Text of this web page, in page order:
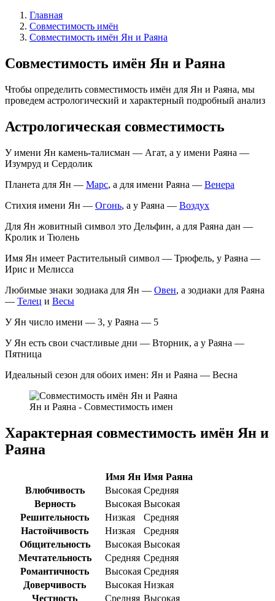
Главная
Совместимость имён
Совместимость имён Ян и Раяна
Совместимость имён Ян и Раяна
Чтобы определить совместимость имён для Ян и Раяна, мы
проведем астрологический и характерный подробный анализ
Астрологическая совместимость
У имени Ян камень-талисман — Агат, а у имени Раяна —
Изумруд и Сердолик
Планета для Ян — Марс, а для имени Раяна — Венера
Стихия имени Ян — Огонь, а у Раяна — Воздух
Для Ян жовитный символ это Дельфин, а для Раяна дан —
Кролик и Тюлень
Имя Ян имеет Растительный символ — Трюфель, у Раяна —
Ирис и Мелисса
Любимые знаки зодиака для Ян — Овен, а зодиаки для Раяна
— Телец и Весы
У Ян число имени — 3, у Раяна — 5
У Ян есть свои счастливые дни — Вторник, а у Раяна —
Пятница
Идеальный сезон для обоих имен: Ян и Раяна — Весна
Ян и Раяна - Совместимость имен
Характерная совместимость имён Ян и
Раяна
Имя Ян Имя Раяна
Влюбчивость
Высокая Средняя
Верность
Высокая Высокая
Решительность
Низкая
Средняя
Настойчивость
Низкая
Средняя
Общительность
Высокая Высокая
Мечтательность
Средняя Средняя
Романтичность
Высокая Средняя
Доверчивость
Высокая Низкая
Честность
Средняя Высокая